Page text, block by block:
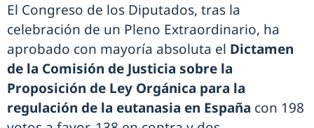
El Congreso de los Diputados, tras la
celebración de un Pleno Extraordinario, ha
aprobado con mayoría absoluta el Dictamen
de la Comisión de Justicia sobre la
Proposición de Ley Orgánica para la
regulación de la eutanasia en España con 198